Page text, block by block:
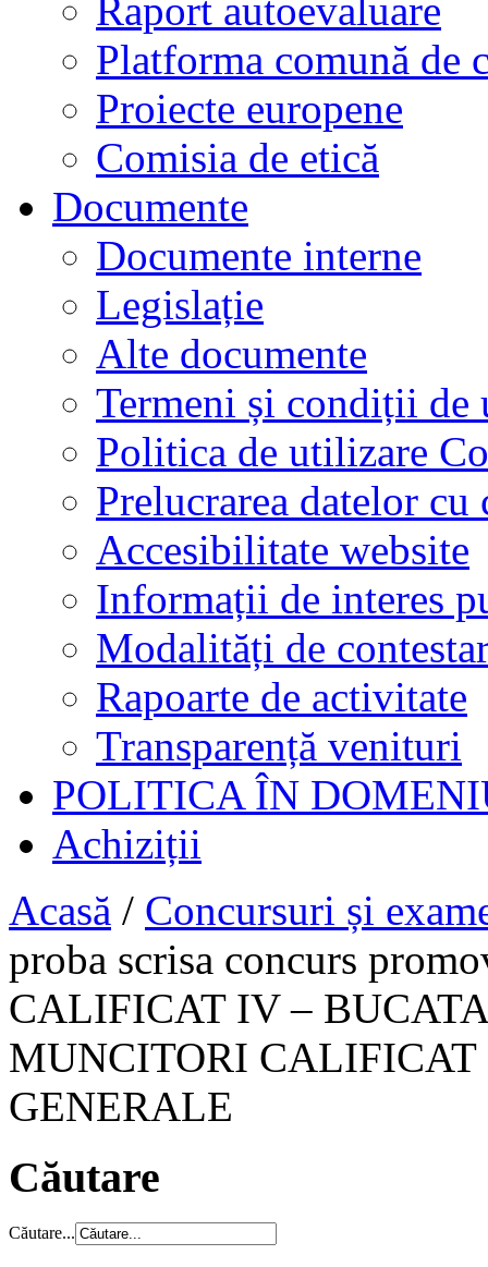
Raport autoevaluare
Platforma comună de
Proiecte europene
Comisia de etică
Documente
Documente interne
Legislație
Alte documente
Termeni și condiții de
Politica de utilizare
Prelucrarea datelor cu
Accesibilitate website
Informații de interes
Modalități de
Rapoarte de activitate
Transparență venituri
POLITICA ÎN
Achiziții
Acasă / Concursuri și
proba scrisa concurs
CALIFICAT IV –
MUNCITORI
GENERALE
Căutare
Căutare...